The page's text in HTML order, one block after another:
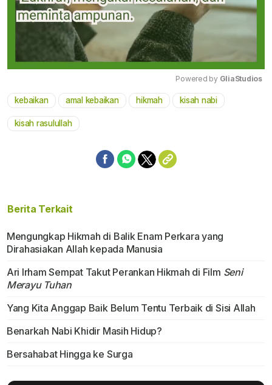
Mute
Powered by GliaStudios
kebaikan amal kebaikan hikmah kisah nabi
kisah rasulullah
Berita Terkait
Mengungkap Hikmah di Balik Enam Perkara yang
Dirahasiakan Allah kepada Manusia
Ari Irham Sempat Takut Perankan Hikmah di Film Seni
Merayu Tuhan
Yang Kita Anggap Baik Belum Tentu Terbaik di Sisi Allah
Benarkah Nabi Khidir Masih Hidup?
Bersahabat Hingga ke Surga